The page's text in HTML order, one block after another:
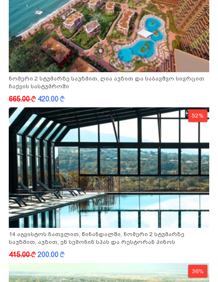
ნომერი 2 სტუმარზე საუზმით, ღია აუზით და საბავშვო სივრცით
ჩაქვის სასტუმროში
665.00k 420.00k
52%
14 აგვისტოს ჩათვლით, წინანდალში, ნომერი 2 სტუმარზე
საუზმით, აუზით, ენ სემონინ სპას და რესტორან პინოს
ფასდაკლებით
415.00k200.00k
36%